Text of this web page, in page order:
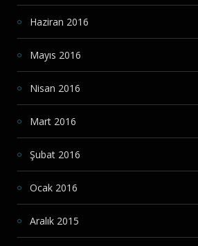
Haziran 2016
Mayıs 2016
Nisan 2016
Mart 2016
Şubat 2016
Ocak 2016
Aralık 2015